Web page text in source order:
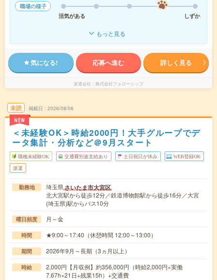
職場の様子
活気がある
しずか
もっと見る
気になる! 応募へ進む 詳しく見る
派遣会社 株式会社フェローシップ
未読
NEW
掲載日 2026/08/06
＜未経験OK＞時給2000円！大手グループでデ
ータ集計・分析など＠9月スタート
職種未経験OK 交通費別途支給あり 土日祝日が休み WEB登録OK
派遣
勤務地 埼玉県さいたま市大宮区
北大宮駅から徒歩12分／鉄道博物館駅から徒歩16分／大宮
(埼玉県)駅からバス10分
曜日頻度 月～金
時間 ★9:00～17:40（休憩時間 12:00～13:00）
期間 2026年9月～長期（3ヵ月以上）
時給
2,000円【月収例】約356,000円（時給2,000円×実働
7.67h×21日+残業15h）+交通費